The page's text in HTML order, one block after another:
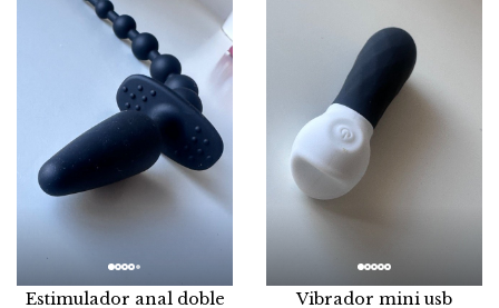
Estimulador anal doble Vibrador mini usb